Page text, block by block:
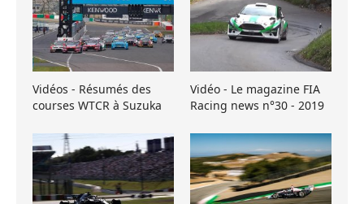
Vidéos - Résumés des
courses WTCR à Suzuka
Vidéo - Le magazine FIA
Racing news n°30 - 2019